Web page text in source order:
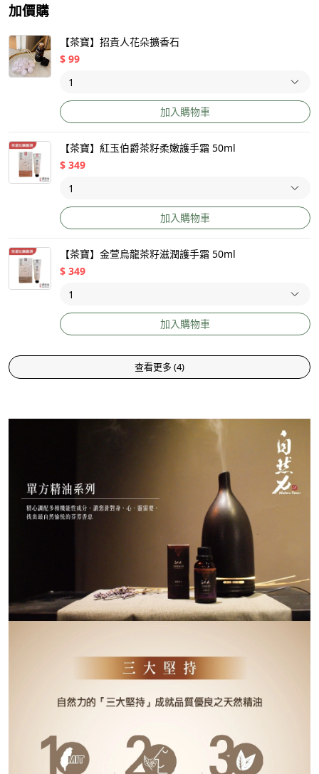
加價購
【茶寶】招貴人花朵擴香石
$ 99
加入購物車
【茶寶】紅玉伯爵茶籽柔嫩護手霜 50ml
$ 349
加入購物車
【茶寶】金萱烏龍茶籽滋潤護手霜 50ml
$ 349
加入購物車
查看更多 (4)